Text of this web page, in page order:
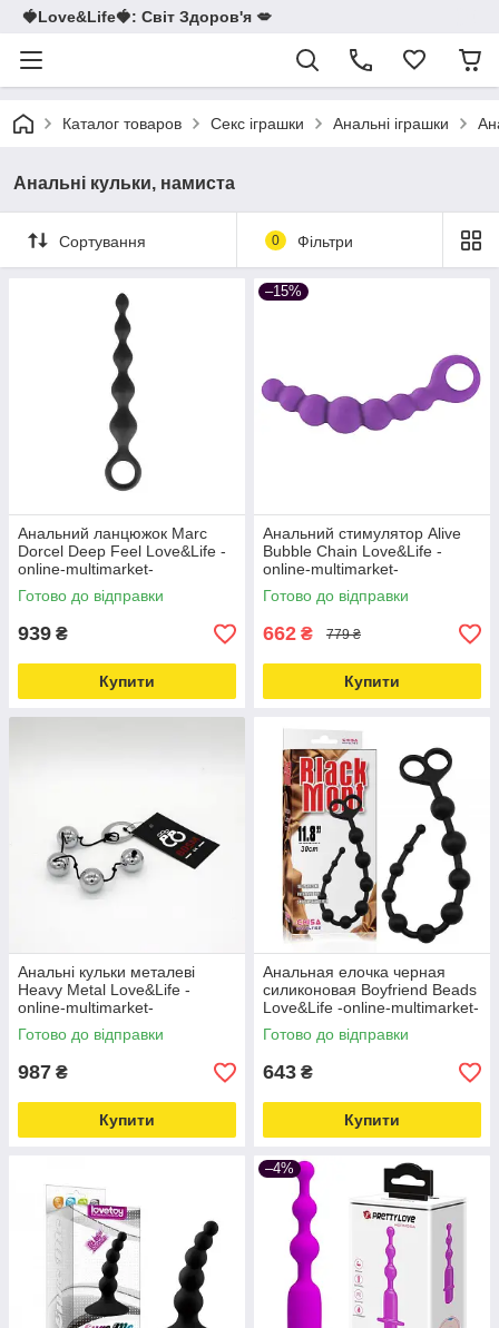
🍓Love&Life🍓: Світ Здоров'я 💋
Каталог товаров Секс іграшки Анальні іграшки
Анальні кульки, намиста
Сортування 0 Фільтри
Анальний ланцюжок Marc
Dorcel Deep Feel Love&Life -
online-multimarket-
Готово до відправки
939 ₴
Купити
–15%
Анальний стимулятор Alive
Bubble Chain Love&Life -
online-multimarket-
Готово до відправки
662 ₴ 779 ₴
Купити
Анальні кульки металеві
Heavy Metal Love&Life -
online-multimarket-
Готово до відправки
987 ₴
Купити
Анальная елочка черная
силиконовая Boyfriend Beads
Love&Life -online-multimarket-
Готово до відправки
643 ₴
Купити
–4%